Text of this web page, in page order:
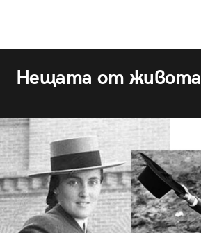
Нещата от живота